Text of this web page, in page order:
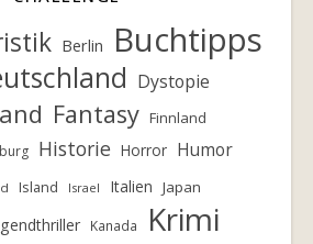
Berlin Buchtipps
Dystopie
Fantasy Finnland
Historie Horror Humor
Island Israel Italien Japan
Kanada Krimi